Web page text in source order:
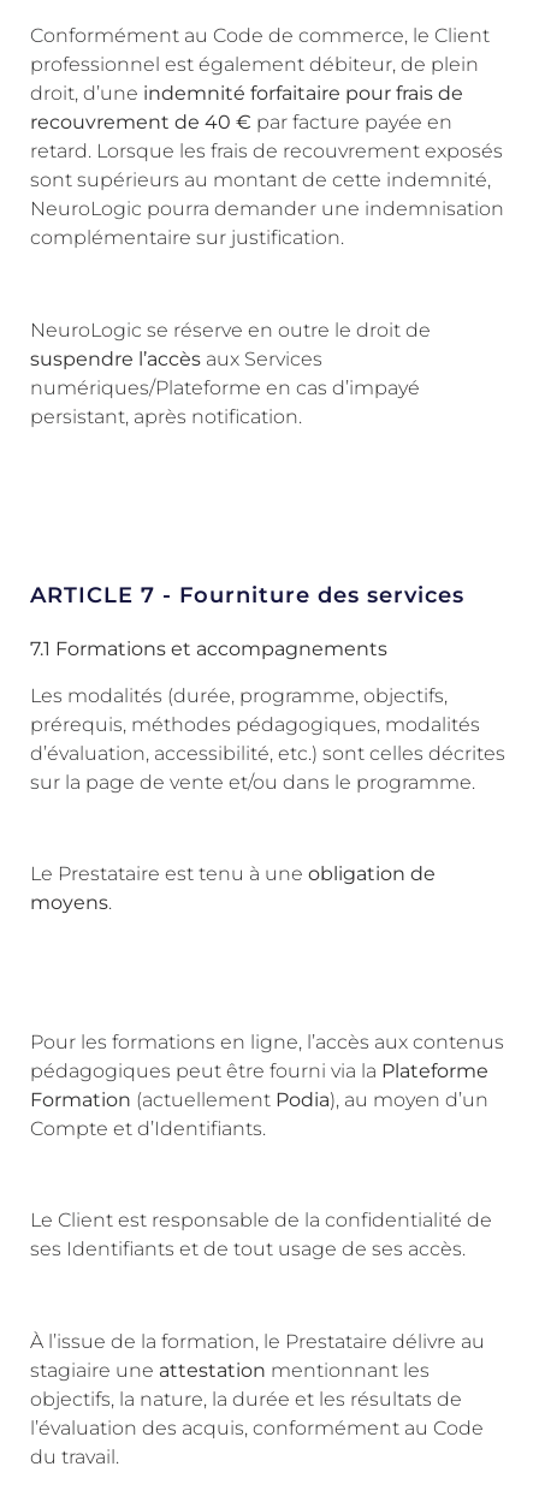
Conformément au Code de commerce, le Client
professionnel est également débiteur, de plein
droit, d’une indemnité forfaitaire pour frais de
recouvrement de 40 € par facture payée en
retard. Lorsque les frais de recouvrement exposés
sont supérieurs au montant de cette indemnité,
NeuroLogic pourra demander une indemnisation
complémentaire sur justification.
NeuroLogic se réserve en outre le droit de
suspendre l’accès aux Services
numériques/Plateforme en cas d’impayé
persistant, après notification.
ARTICLE 7 - Fourniture des services
7.1 Formations et accompagnements
Les modalités (durée, programme, objectifs,
prérequis, méthodes pédagogiques, modalités
d’évaluation, accessibilité, etc.) sont celles décrites
sur la page de vente et/ou dans le programme.
Le Prestataire est tenu à une obligation de
moyens.
Pour les formations en ligne, l’accès aux contenus
pédagogiques peut être fourni via la Plateforme
Formation (actuellement Podia), au moyen d’un
Compte et d’Identifiants.
Le Client est responsable de la confidentialité de
ses Identifiants et de tout usage de ses accès.
À l’issue de la formation, le Prestataire délivre au
stagiaire une attestation mentionnant les
objectifs, la nature, la durée et les résultats de
l’évaluation des acquis, conformément au Code
du travail.